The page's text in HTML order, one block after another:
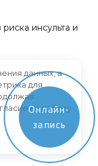
инсульта и
конечная
Онлайн-
запись
данных, а
для
на работу